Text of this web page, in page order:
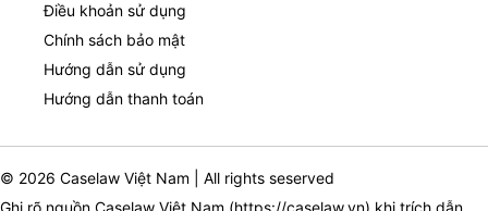
Điều khoản sử dụng
Chính sách bảo mật
Hướng dẫn sử dụng
Hướng dẫn thanh toán
© 2026 Caselaw Việt Nam | All rights seserved
Ghi rõ nguồn Caselaw Việt Nam (https://caselaw.vn) khi trích dẫn,